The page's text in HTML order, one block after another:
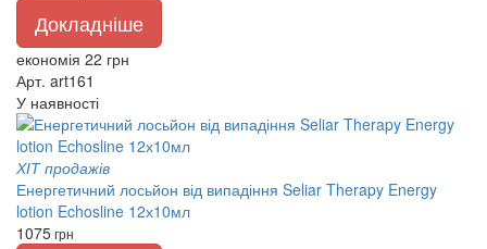
Докладніше
економія 22 грн
Арт. art161
У наявності
ХІТ продажів
Енергетичний лосьйон від випадіння Seliar Therapy Energy
lotion Echosline 12х10мл
1075грн